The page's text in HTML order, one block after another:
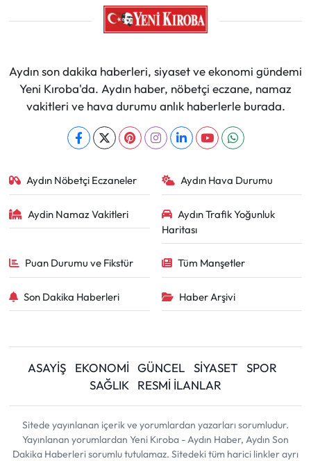
Aydın son dakika haberleri, siyaset ve ekonomi gündemi
Yeni Kıroba'da. Aydın haber, nöbetçi eczane, namaz
vakitleri ve hava durumu anlık haberlerle burada.
Aydın Nöbetçi Eczaneler Aydın Hava Durumu
Aydin Namaz Vakitleri
Aydın Trafik Yoğunluk
Haritası
Puan Durumu ve Fikstür Tüm Manşetler
Son Dakika Haberleri Haber Arşivi
ASAYİŞ EKONOMİ GÜNCEL SİYASET
SPOR
SAĞLIK
RESMİ İLANLAR
Sitede yayınlanan içerik ve yorumlardan yazarları sorumludur.
Yayınlanan yorumlardan Yeni Kıroba - Aydın Haber, Aydın Son
Dakika Haberleri sorumlu tutulamaz. Sitedeki tüm harici linkler ayrı